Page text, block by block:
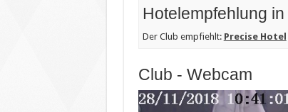
Hotelempfehlung in
Der Club empfiehlt: Precise Hotel
Club - Webcam